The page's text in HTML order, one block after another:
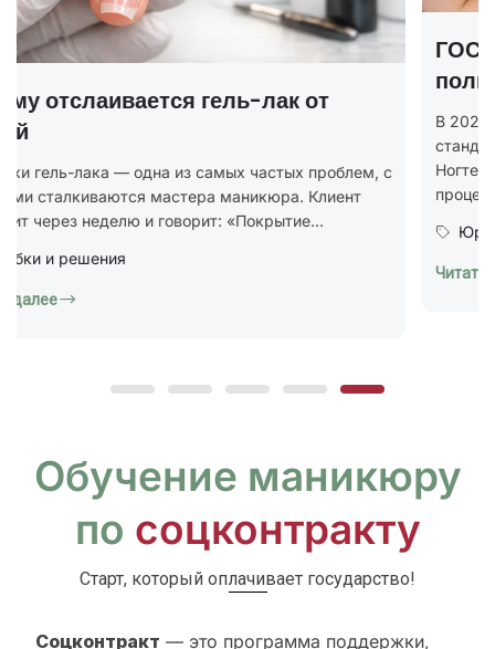
ГОСТ на маникюр Р 72319-2025 —
Ногтевой сервис. Карты типовых технологических
процессов. Общие...
Юридическая грамотность
Читать далее
Обучение маникюру
по соцконтракту
Старт, который оплачивает государство!
Соцконтракт — это программа поддержки,